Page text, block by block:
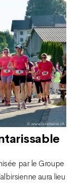
par le Groupe
aura lieu